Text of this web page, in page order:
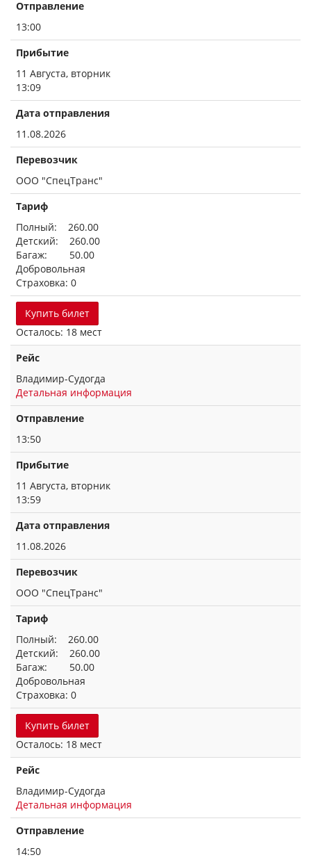
Отправление
13:00
Прибытие
11 Августа, вторник
13:09
Дата отправления
11.08.2026
Перевозчик
ООО "СпецТранс"
Тариф
Полный: 260.00
Детский: 260.00
Багаж: 50.00
Добровольная
Страховка: 0
Купить билет
Осталось: 18 мест
Рейс
Владимир-Судогда
Детальная информация
Отправление
13:50
Прибытие
11 Августа, вторник
13:59
Дата отправления
11.08.2026
Перевозчик
ООО "СпецТранс"
Тариф
Полный: 260.00
Детский: 260.00
Багаж: 50.00
Добровольная
Страховка: 0
Купить билет
Осталось: 18 мест
Рейс
Владимир-Судогда
Детальная информация
Отправление
14:50